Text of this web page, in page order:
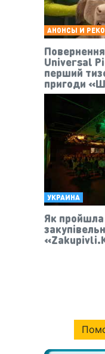
АНОНСЫ И
Universal
перший
пригоди
УКРАИНА
Як пройшла